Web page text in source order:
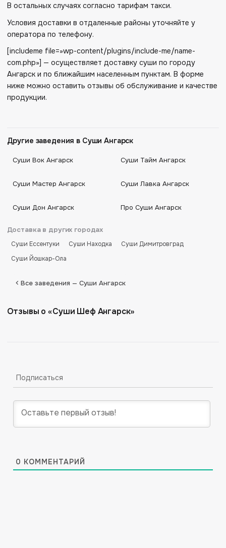
В остальных случаях согласно тарифам такси.
Условия доставки в отдаленные районы уточняйте у
оператора по телефону.
[includeme file=»wp-content/plugins/include-me/name-
com.php»] — осуществляет доставку суши по городу
Ангарск и по ближайшим населенным пунктам. В форме
ниже можно оставить отзывы об обслуживание и качестве
продукции.
Другие заведения в Суши Ангарск
Суши Вок Ангарск Суши Тайм Ангарск
Суши Мастер Ангарск Суши Лавка Ангарск
Суши Дон Ангарск Про Суши Ангарск
Доставка в других городах
Суши Ессентуки Суши Находка
Суши Димитровград
Суши Йошкар-Ола
Все заведения — Суши Ангарск
Отзывы о «Суши Шеф Ангарск»
Подписаться
0 КОММЕНТАРИЙ